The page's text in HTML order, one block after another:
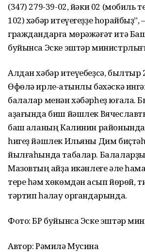
(347) 279-39-02, йәки 02 (мобиль
102) хәбәр итеүегеҙҙе һорайбыҙ”,
граждандарға мөрәжәғәт итә
буйынса Эске эштәр
Алдан хәбәр итеүебеҙсә, былтыр
Өфөлә ирле-ҡатынлы бәхәскә
балалар менән хәбәрһеҙ юғала.
аҙағында биш йәшлек
баш ҡаланың Калинин районында
һигеҙ йәшлек Ильяны Дим
йылғаһында табалар.
Мазовтың ҡайҙа икәнлеге әле
тере һәм хөкөмдән ҡасып йөрөй,
тәртип һаҡлау органдарында.
Фото: БР буйынса Эске эштәр
Автор: Рәмилә Мусина